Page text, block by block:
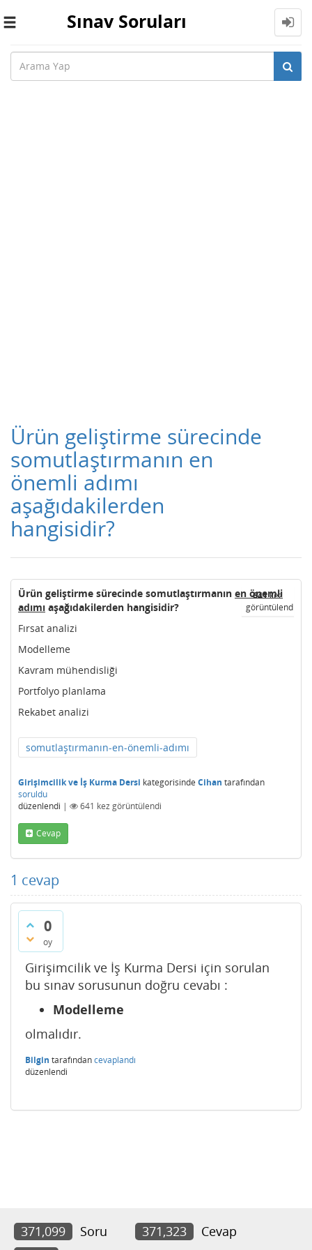
Toggle
Sınav Soruları
Ürün geliştirme sürecinde
somutlaştırmanın en
önemli adımı
aşağıdakilerden
hangisidir?
641kez
görüntülendi
Ürün geliştirme sürecinde somutlaştırmanın en önemli
adımı aşağıdakilerden hangisidir?
Fırsat analizi
Modelleme
Kavram mühendisliği
Portfolyo planlama
Rekabet analizi
somutlaştırmanın-en-önemli-adımı
Girişimcilik ve İş Kurma Dersi kategorisinde Cihan tarafından
soruldu
düzenlendi | 641 kez görüntülendi
Cevap
1 cevap
0
oy
Girişimcilik ve İş Kurma Dersi için sorulan
bu sınav sorusunun doğru cevabı :
Modelleme
olmalıdır.
Bilgin tarafındancevaplandı
düzenlendi
371,099 Soru 371,323
Cevap